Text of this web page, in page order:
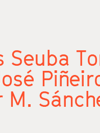
Seuba
M.